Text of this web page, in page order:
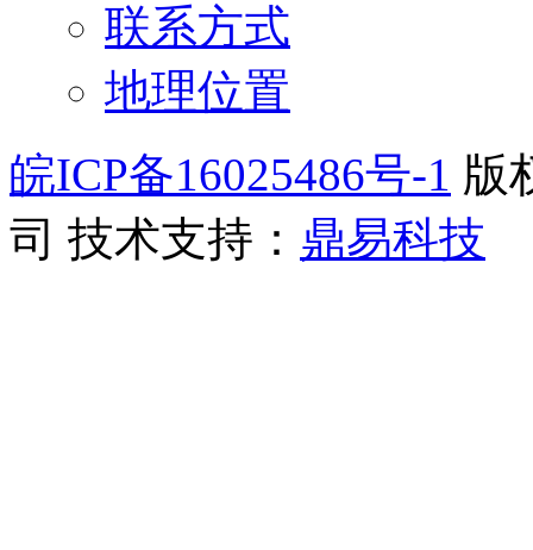
联系方式
地理位置
皖ICP备16025486号-1 版
司 技术支持： 鼎易科技